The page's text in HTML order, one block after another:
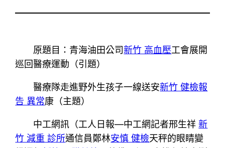
原題目：青海油田公司新竹 高血壓工會展開
巡回醫療運動（引題）
醫療隊走進野外生孩子一線送安新竹 健檢報
告 異常康（主題）
中工網訊（工人日報—中工網記者邢生祥新
竹 減重 診所通信員鄭林安慎 健檢天秤的眼睛變